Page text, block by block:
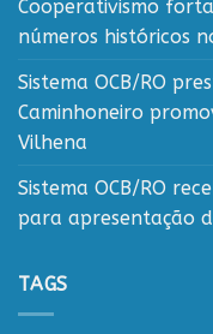
Cooperativismo
números históricos
Sistema OCB/RO
Caminhoneiro
Vilhena
Sistema OCB/RO
para apresentação
TAGS